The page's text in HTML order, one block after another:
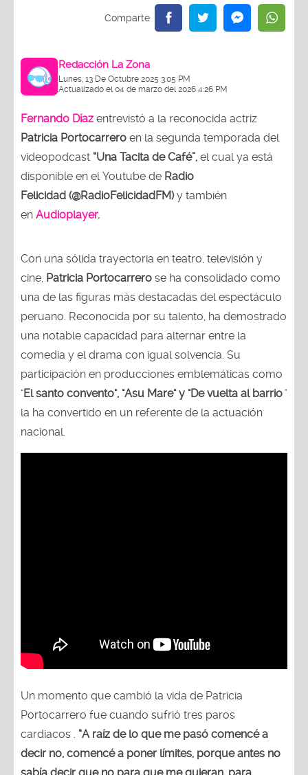
Redacción La Zona
Lunes, 13 De Octubre 2025 3:05 PM
Actualizado el 04 de marzo del 2026 4:26 PM
Fernando Díaz entrevistó a la reconocida actriz
Patricia Portocarrero en la segunda temporada del
videopodcast “Una Tacita de Café”, el cual ya está
disponible en el Youtube de Radio
Felicidad (@RadioFelicidadFM)y también
en Audioplayer.
Con una sólida trayectoria en teatro, televisión y
cine, Patricia Portocarrero se ha consolidado como
una de las figuras más destacadas del espectáculo
peruano. Reconocida por su talento, ha demostrado
una notable capacidad para alternar entre la
comedia y el drama con igual solvencia. Su
participación en producciones emblemáticas como
"El santo convento", "Asu Mare" y "De vuelta al barrio"
la ha convertido en un referente de la actuación
nacional.
Un momento que cambió la vida de Patricia
Portocarrero fue cuando sufrió tres paros
cardiacos . “A raíz de lo que me pasó comencé a
decir no, comencé a poner límites, porque antes no